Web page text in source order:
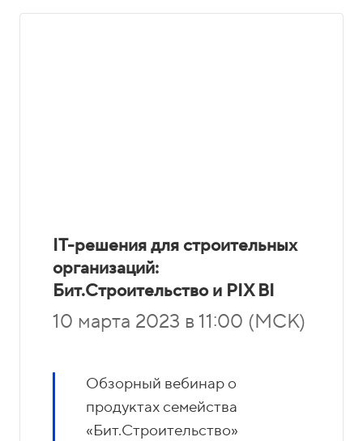
IT-решения для строительных
организаций:
Бит.Строительство и PIX BI
10 марта 2023 в 11:00 (МСК)
Обзорный вебинар о
продуктах семейства
«Бит.Строительство»